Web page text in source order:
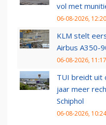
vol met
06-08-2026, 12:20
KLM stelt
Airbus A350-
06-08-2026, 11:17
TUI breidt uit
jaar meer
Schiphol
06-08-2026, 10:24